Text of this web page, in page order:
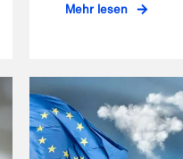
Mehr lesen